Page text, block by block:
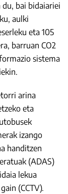
bai bidaiariei
aulki
eta 105
barruan CO2
sistema
arina
eta
izango
handitzen
(ADAS)
lekua
(CCTV).